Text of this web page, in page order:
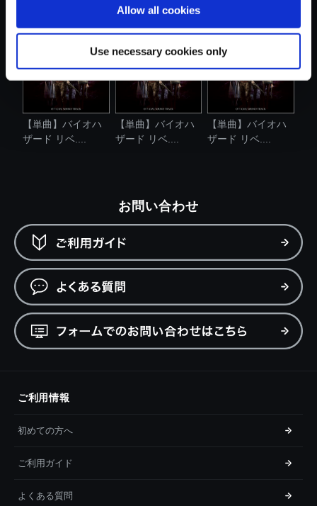
Allow all cookies
Use necessary cookies only
【単曲】バイオハ
ザード リベ....
【単曲】バイオハ
ザード リベ....
【単曲】バイオハ
ザード リベ....
お問い合わせ
ご利用情報
初めての方へ
ご利用ガイド
よくある質問